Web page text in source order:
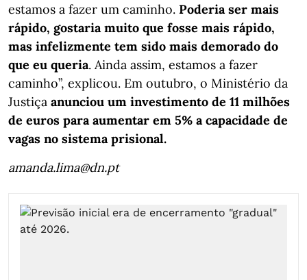
estamos a fazer um caminho. Poderia ser mais
rápido, gostaria muito que fosse mais rápido,
mas infelizmente tem sido mais demorado do
que eu queria. Ainda assim, estamos a fazer
caminho”, explicou. Em outubro, o Ministério da
Justiça anunciou um investimento de 11 milhões
de euros para aumentar em 5% a capacidade de
vagas no sistema prisional.
amanda.lima@dn.pt